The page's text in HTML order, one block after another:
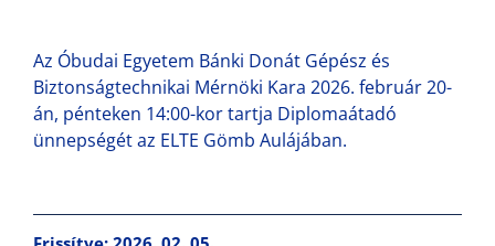
Az Óbudai Egyetem Bánki Donát Gépész és
Biztonságtechnikai Mérnöki Kara 2026. február 20-
án, pénteken 14:00-kor tartja Diplomaátadó
ünnepségét az ELTE Gömb Aulájában.